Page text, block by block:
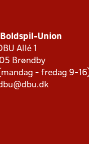
Union
Allé 1
Brøndby
- fredag 9-